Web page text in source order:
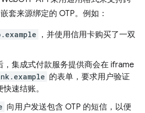
套来源绑定的 OTP。例如：
，并使用信用卡购买了一双
，集成式付款服务提供商会在 iframe
的表单，要求用户验证
速结账。
向用户发送包含 OTP 的短信，以便